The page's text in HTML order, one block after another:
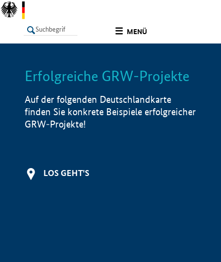
MENÜ
LISTE Info
Erfolgreiche GRW-Projekte
Auf der folgenden Deutschlandkarte
finden Sie konkrete Beispiele erfolgreicher
GRW-Projekte!
LOS GEHT'S